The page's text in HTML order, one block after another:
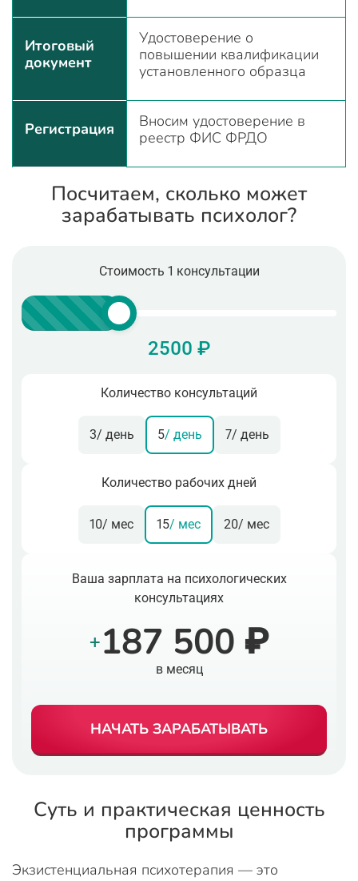
Итоговый
документ
Удостоверение о
повышении квалификации
установленного образца
Регистрация
Вносим удостоверение в
реестр ФИС ФРДО
Посчитаем, сколько может
зарабатывать психолог?
Стоимость 1 консультации
2500 ₽
Количество консультаций
3/ день 5/ день 7/ день
Количество рабочих дней
10/ мес 15/ мес 20/ мес
Ваша зарплата на психологических
консультациях
+187 500 ₽
в месяц
НАЧАТЬ ЗАРАБАТЫВАТЬ
Суть и практическая ценность
программы
Экзистенциальная психотерапия — это